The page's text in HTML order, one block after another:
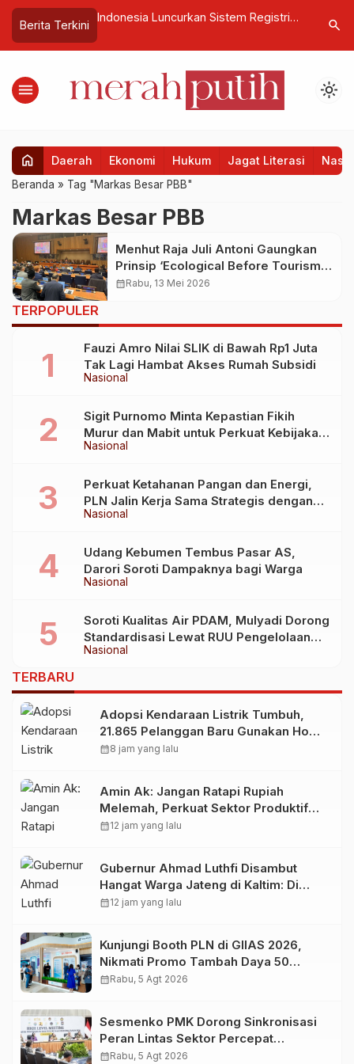
Berita Terkini
Indonesia
Indonesia Luncurkan Sistem Registri
Menteri LH: Wujudkan Keadilan Iklim
search
menu light_mode
home Daerah Ekonomi Hukum Jagat Literasi
Beranda » Tag "Markas Besar PBB"
Markas Besar PBB
Menhut Raja Juli Antoni Gaungkan
Prinsip ‘Ecological Before Tourism’
di Forum PBB
calendar_monthRabu, 13 Mei 2026
TERPOPULER
Nasional
Fauzi Amro Nilai SLIK di Bawah Rp1 Juta
Tak Lagi Hambat Akses Rumah Subsidi
Nasional
Sigit Purnomo Minta Kepastian Fikih
Murur dan Mabit untuk Perkuat Kebijakan
Haji
Nasional
Perkuat Ketahanan Pangan dan Energi,
PLN Jalin Kerja Sama Strategis dengan
Kementerian Kelautan dan Perikanan
Nasional
Udang Kebumen Tembus Pasar AS,
Darori Soroti Dampaknya bagi Warga
Nasional
Soroti Kualitas Air PDAM, Mulyadi Dorong
Standardisasi Lewat RUU Pengelolaan
Air Minum
TERBARU
Adopsi Kendaraan Listrik Tumbuh,
21.865 Pelanggan Baru Gunakan Home
Charging Services PLN pada
calendar_month8 jam yang lalu
Amin Ak: Jangan Ratapi Rupiah
Melemah, Perkuat Sektor Produktif
Negara
calendar_month12 jam yang lalu
Gubernur Ahmad Luthfi Disambut
Hangat Warga Jateng di Kaltim: Di
Mana Bumi Dipijak, Di Situ Langit
calendar_month12 jam yang lalu
Kunjungi Booth PLN di GIIAS 2026,
Nikmati Promo Tambah Daya 50
Persen
calendar_monthRabu, 5 Agt 2026
Sesmenko PMK Dorong Sinkronisasi
Peran Lintas Sektor Percepat
Penurunan Stunting
calendar_monthRabu, 5 Agt 2026